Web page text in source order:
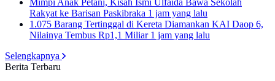
Mimpi Anak Petani, Kisah Ismi Ulfaida Bawa Sekolah
Rakyat ke Barisan Paskibraka 1 jam yang lalu
1.075 Barang Tertinggal di Kereta Diamankan KAI Daop 6,
Nilainya Tembus Rp1,1 Miliar 1 jam yang lalu
Selengkapnya
Berita Terbaru